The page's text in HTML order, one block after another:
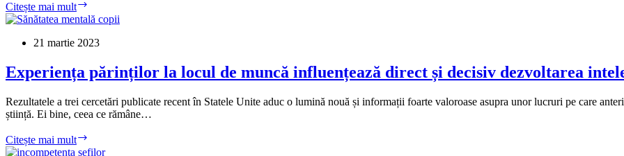
Citește mai mult
o
prăpastie
între
managerii
România
21 martie 2023
Experiența părinților la locul de muncă influențează direct și decisiv dezvoltarea
Rezultatele a trei cercetări publicate recent în Statele Unite aduc o lumină nouă și informații foarte valoroase asupra unor lucruri pe care
știință. Ei bine, ceea ce rămâne…
Citește mai mult
părinților